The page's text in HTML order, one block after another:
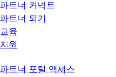
파트너 커넥트
파트너 되기
교육
지원
파트너 포털 액세스